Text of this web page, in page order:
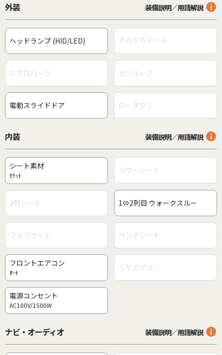
外装 装備説明／用語解説
ヘッドランプ (HID/LED) アルミホイール
エアロパーツ サンルーフ
電動スライドドア ローダウン
内装 装備説明／用語解説
シート素材
ﾓｹｯﾄ パワーシート
3列シート 1⇔2列目 ウォークスルー
フルフラット ベンチシート
フロントエアコン
ｵｰﾄ リヤエアコン
電源コンセント
AC100V/1500W
ナビ・オーディオ 装備説明／用語解説